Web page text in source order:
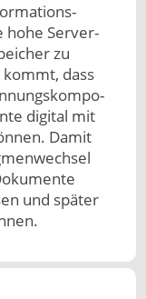
ho­he Server­
zu
dass
digi­tal mit
Da­mit
und spä­ter